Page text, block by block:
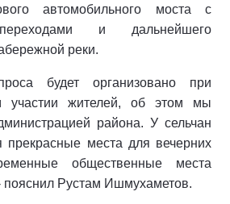
автомобильного моста с
и дальнейшего
реки.
будет организовано при
участии жителей, об этом мы
района. У сельчан
прекрасные места для вечерних
общественные места
пояснил Рустам Ишмухаметов.